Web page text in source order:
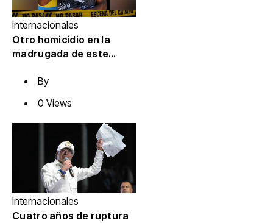
Internacionales
Otro homicidio en la
madrugada de este
Cárdenas, Matanzas
By
0 Views
Internacionales
Cuatro años de ruptura